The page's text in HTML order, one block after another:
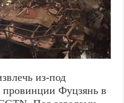
из-под
Фуцзянь в